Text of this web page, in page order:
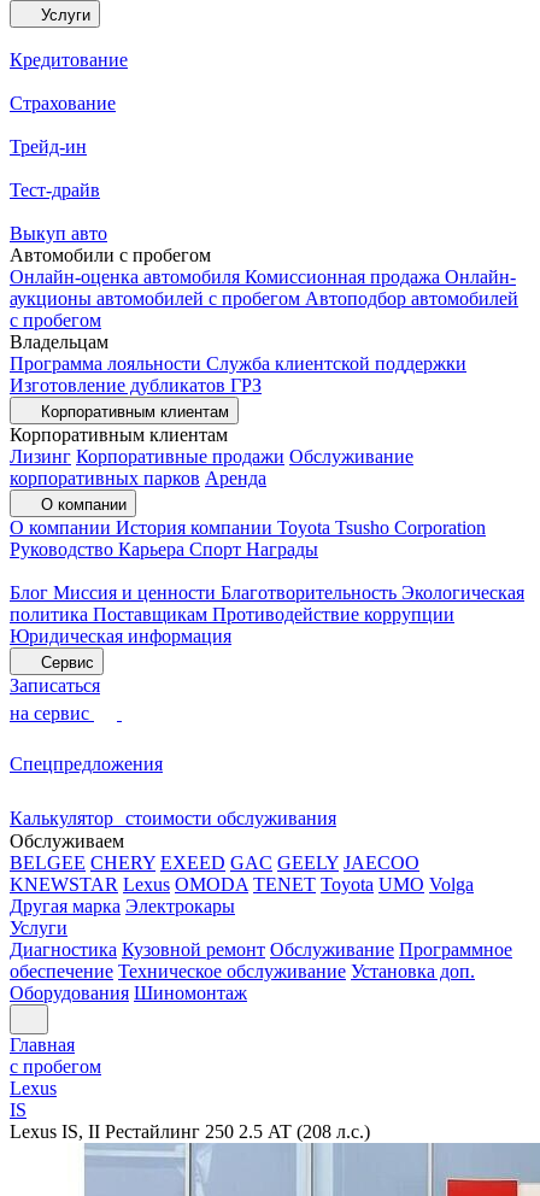
Услуги
Кредитование
Страхование
Трейд-ин
Тест-драйв
Выкуп авто
Автомобили с пробегом
Онлайн-оценка автомобиля Комиссионная продажа Онлайн-
аукционы автомобилей с пробегом Автоподбор автомобилей
с пробегом
Владельцам
Программа лояльности Служба клиентской поддержки
Изготовление дубликатов ГРЗ
Корпоративным клиентам
Корпоративным клиентам
Лизинг Корпоративные продажи Обслуживание
корпоративных парков Аренда
О компании
О компании История компании Toyota Tsusho Corporation
Руководство Карьера Спорт Награды
Блог Миссия и ценности Благотворительность Экологическая
политика Поставщикам Противодействие коррупции
Юридическая информация
Сервис
Записаться
на сервис
Спецпредложения
Калькулятор стоимости обслуживания
Обслуживаем
BELGEE CHERY EXEED GAC GEELY JAECOO
KNEWSTAR Lexus OMODA TENET Toyota UMO Volga
Другая марка Электрокары
Услуги
Диагностика Кузовной ремонт Обслуживание Программное
обеспечение Техническое обслуживание Установка доп.
Оборудования Шиномонтаж
Главная
с пробегом
Lexus
IS
Lexus IS, II Рестайлинг 250 2.5 AT (208 л.с.)